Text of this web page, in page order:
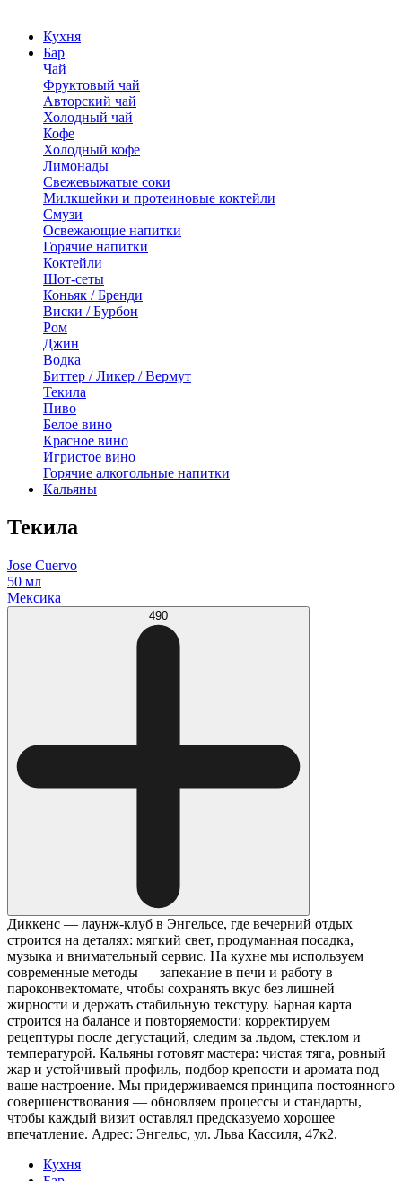
Кухня
Бар
Чай
Фруктовый чай
Авторский чай
Холодный чай
Кофе
Холодный кофе
Лимонады
Свежевыжатые соки
Милкшейки и протеиновые коктейли
Смузи
Освежающие напитки
Горячие напитки
Коктейли
Шот-сеты
Коньяк / Бренди
Виски / Бурбон
Ром
Джин
Водка
Биттер / Ликер / Вермут
Текила
Пиво
Белое вино
Красное вино
Игристое вино
Горячие алкогольные напитки
Кальяны
Текила
Jose Cuervo
50 мл
Мексика
490
Диккенс — лаунж-клуб в Энгельсе, где вечерний отдых
строится на деталях: мягкий свет, продуманная посадка,
музыка и внимательный сервис. На кухне мы используем
современные методы — запекание в печи и работу в
пароконвектомате, чтобы сохранять вкус без лишней
жирности и держать стабильную текстуру. Барная карта
строится на балансе и повторяемости: корректируем
рецептуры после дегустаций, следим за льдом, стеклом и
температурой. Кальяны готовят мастера: чистая тяга, ровный
жар и устойчивый профиль, подбор крепости и аромата под
ваше настроение. Мы придерживаемся принципа постоянного
совершенствования — обновляем процессы и стандарты,
чтобы каждый визит оставлял предсказуемо хорошее
впечатление. Адрес: Энгельс, ул. Льва Кассиля, 47к2.
Кухня